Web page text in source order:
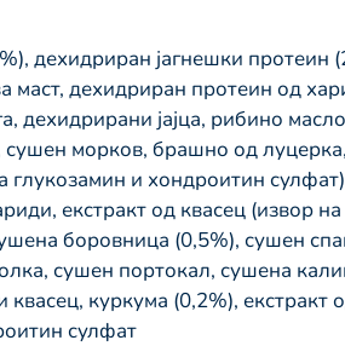
дехидриран јагнешки протеин
маст, дехидриран протеин од
дехидрирани јајца, рибино
сушен морков, брашно од
глукозамин и хондроитин
екстракт од квасец (извор
боровница (0,5%), сушен
сушен портокал, сушена
квасец, куркума (0,2%), екстракт
сулфат